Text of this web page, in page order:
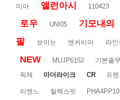
미아 엘런아시 110423
로우 UNI05 기모내의
팔
보이는 앤커비아 라인
NEW MUJP6152 기본줄
픽체
마더라이크 CR 프렌
리엔느 릴렉스핏